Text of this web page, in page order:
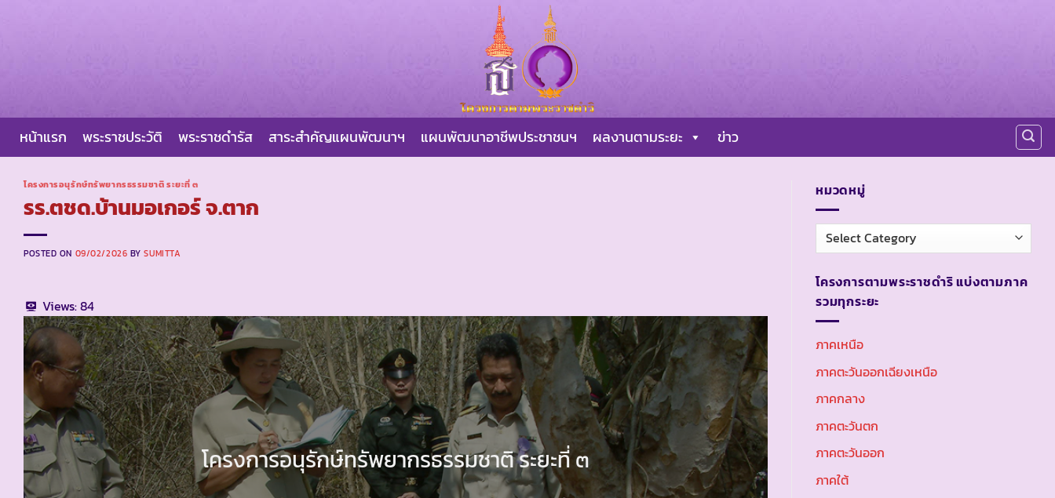
หน้าแรก พระราชประวัติ พระราชดำรัส สาระสำคัญแผนพัฒนาฯ แผนพัฒนาอาชีพประชาชนฯ ผลงานตามระยะ ข่าว
โครงการอนุรักษ์ทรัพยากรธรรมชาติ ระยะที่ ๓
รร.ตชด.บ้านมอเกอร์ จ.ตาก
POSTED ON 09/02/2026 BYSUMITTA
Views:84
โครงการอนุรักษ์ทรัพยากรธรรมชาติ ระยะที่ ๓
หมวดหมู่
หมวด
หมู่
โครงการตามพระราชดำริ แบ่งตามภาค
รวมทุกระยะ
ภาคเหนือ
ภาคตะวันออกเฉียงเหนือ
ภาคกลาง
ภาคตะวันตก
ภาคตะวันออก
ภาคใต้